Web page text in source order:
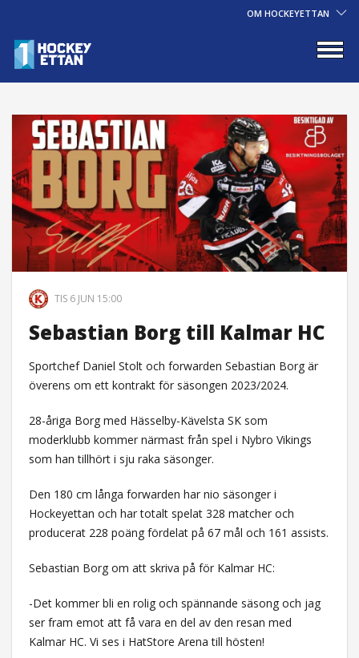
OM HOCKEYETTAN
TIS 6 JUN 15:00
Sebastian Borg till Kalmar HC
Sportchef Daniel Stolt och forwarden Sebastian Borg är
överens om ett kontrakt för säsongen 2023/2024.
28-åriga Borg med Hässelby-Kävelsta SK som
moderklubb kommer närmast från spel i Nybro Vikings
som han tillhört i sju raka säsonger.
Den 180 cm långa forwarden har nio säsonger i
Hockeyettan och har totalt spelat 328 matcher och
producerat 228 poäng fördelat på 67 mål och 161 assists.
Sebastian Borg om att skriva på för Kalmar HC:
-Det kommer bli en rolig och spännande säsong och jag
ser fram emot att få vara en del av den resan med
Kalmar HC. Vi ses i HatStore Arena till hösten!